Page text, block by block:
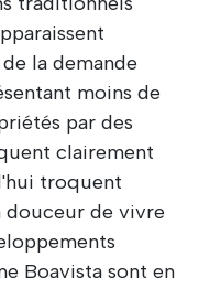
la demande
moins de
par des
clairement
troquent
douceur de vivre
Boavista sont en